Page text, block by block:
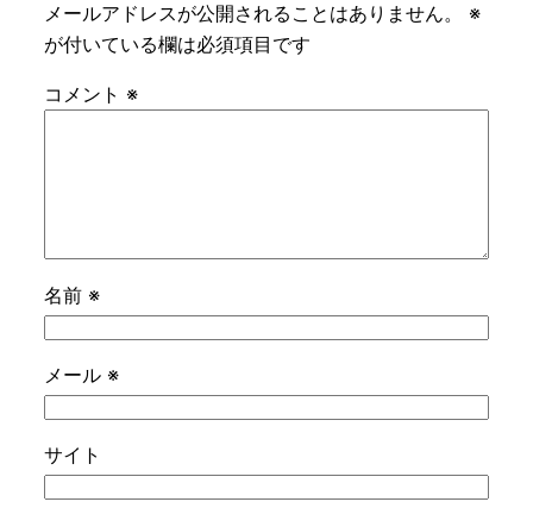
メールアドレスが公開されることはありません。
※
が付いている欄は必須項目です
コメント ※
名前 ※
メール ※
サイト